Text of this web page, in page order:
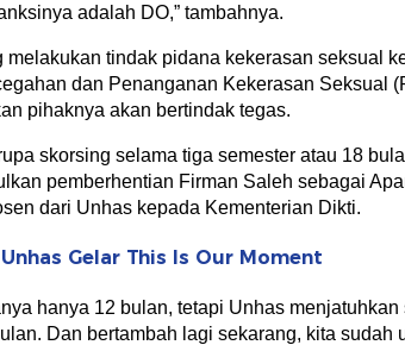
adalah DO,” tambahnya.
melakukan tindak pidana kekerasan seksual
dan Penanganan Kekerasan Seksual
pihaknya akan bertindak tegas.
skorsing selama tiga semester atau 18
pemberhentian Firman Saleh sebagai
dari Unhas kepada Kementerian Dikti.
Gelar This Is Our Moment
hanya 12 bulan, tetapi Unhas
Dan bertambah lagi sekarang, kita sudah